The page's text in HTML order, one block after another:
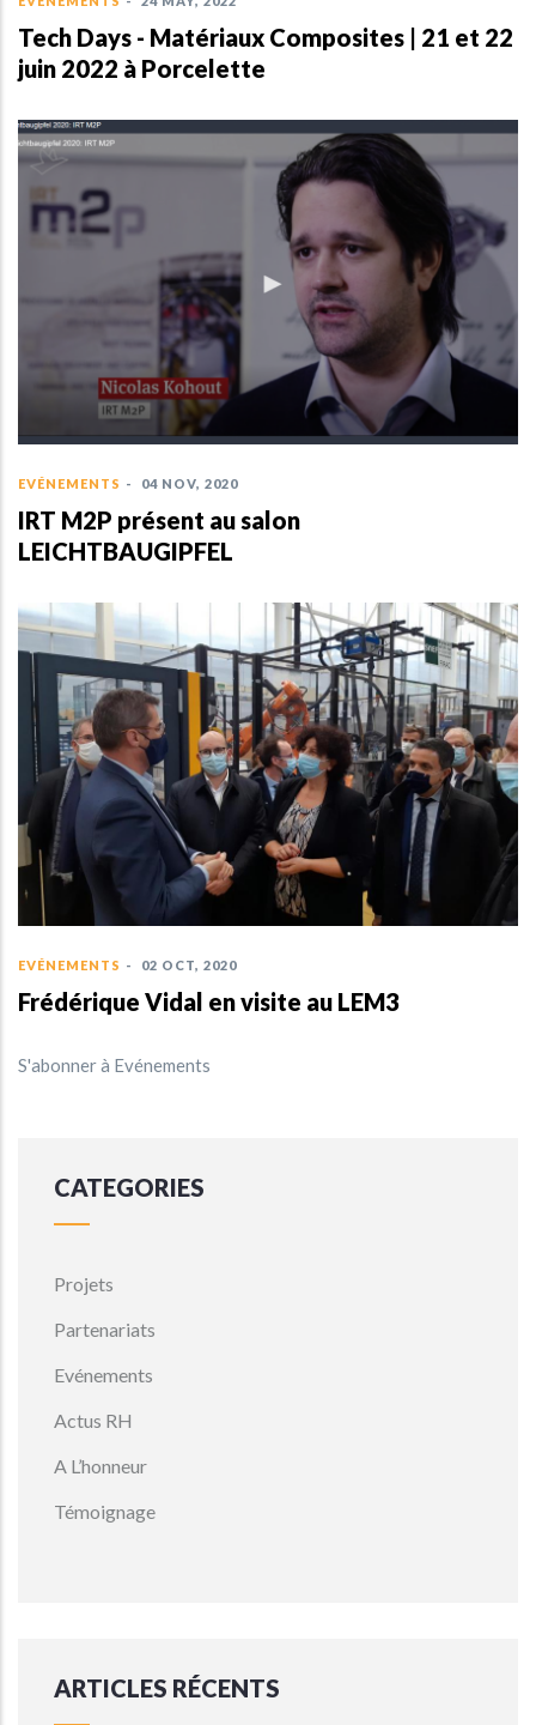
Tech Days - Matériaux Composites | 21 et 22
juin 2022 à Porcelette
EVÉNEMENTS - 04 NOV, 2020
IRT M2P présent au salon
LEICHTBAUGIPFEL
EVÉNEMENTS - 02 OCT, 2020
Frédérique Vidal en visite au LEM3
S'abonner à Evénements
CATEGORIES
Projets
Partenariats
Evénements
Actus RH
A L’honneur
Témoignage
ARTICLES RÉCENTS